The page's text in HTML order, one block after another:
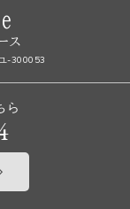
ス
-300053
ら